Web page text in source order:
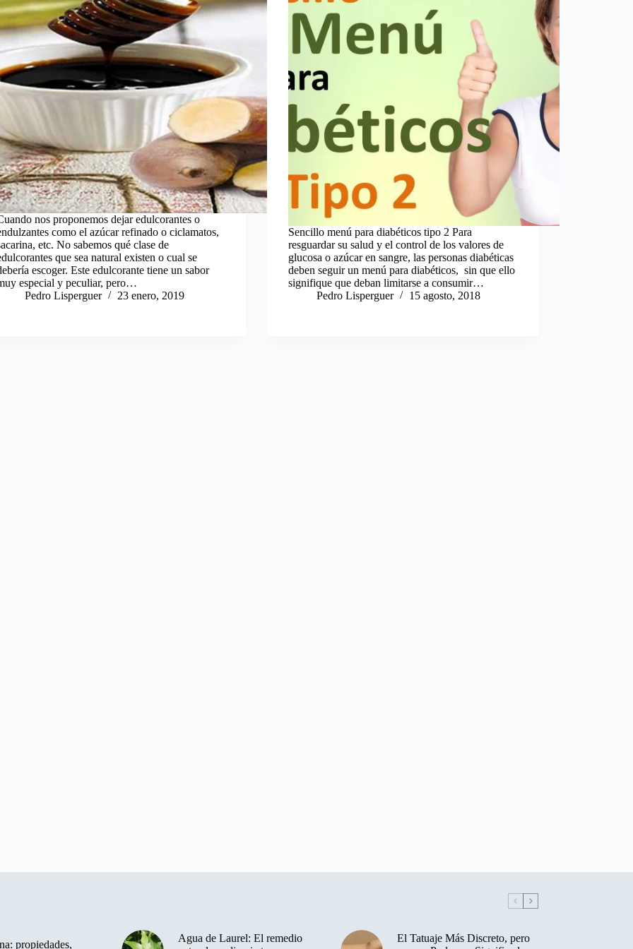
nos proponemos dejar edulcorantes o
como el azúcar refinado o ciclamatos,
etc. No sabemos qué clase de
que sea natural existen o cual se
escoger. Este edulcorante tiene un sabor
especial y peculiar, pero…
Pedro Lisperguer
23 enero, 2019
Sencillo menú para diabéticos tipo 2 Para
resguardar su salud y el control de los valores de
glucosa o azúcar en sangre, las personas diabéticas
deben seguir un menú para diabéticos, sin que ello
signifique que deban limitarse a consumir…
Pedro Lisperguer
15 agosto, 2018
propiedades,
Agua de Laurel: El remedio
El Tatuaje Más Discreto, pero